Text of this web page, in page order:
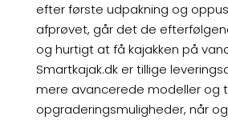
efter første udpakning og
afprøvet, går det de
og hurtigt at få kajakken på
Smartkajak.dk er tillige
mere avancerede modeller og
opgraderingsmuligheder, når